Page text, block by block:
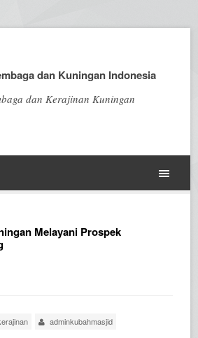
dan Kuningan Indonesia
dan Kerajinan Kuningan
Melayani Prospek
adminkubahmasjid